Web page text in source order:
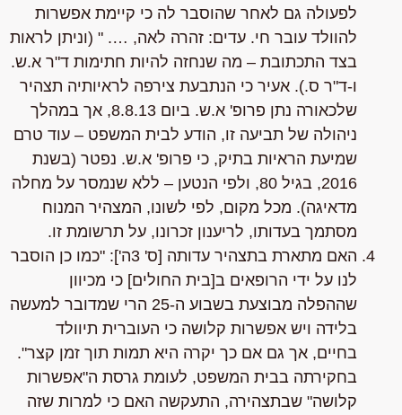
לפעולה גם לאחר שהוסבר לה כי קיימת אפשרות
להוולד עובר חי. עדים: זהרה לאה, …. "(וניתן לראות
בצד התכתובת – מה שנחזה להיות חתימות ד"ר א.ש.
ו-ד"ר ס.). אעיר כי הנתבעת צירפה לראיותיה תצהיר
שלכאורה נתן פרופ' א.ש. ביום 8.8.13, אך במהלך
ניהולה של תביעה זו, הודע לבית המשפט – עוד טרם
שמיעת הראיות בתיק, כי פרופ' א.ש. נפטר (בשנת
2016, בגיל 80, ולפי הנטען – ללא שנמסר על מחלה
מדאיגה). מכל מקום, לפי לשונו, המצהיר המנוח
מסתמך בעדותו, לריענון זכרונו, על תרשומת זו.
האם מתארת בתצהיר עדותה [ס' 3ה']:
"כמו כן הוסבר
לנו על ידי הרופאים ב[בית החולים]כי מכיוון
שההפלה מבוצעת בשבוע ה-25 הרי שמדובר למעשה
בלידה ויש אפשרות קלושה כי העוברית תיוולד
בחיים, אך גם אם כך יקרה היא תמות תוך זמן קצר".
בחקירתה בבית המשפט, לעומת גרסת ה"אפשרות
קלושה" שבתצהירה, התעקשה האם כי למרות שזה